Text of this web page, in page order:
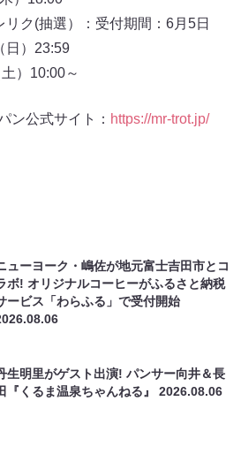
ク(抽選）：受付期間：6月5日
日）23:59
）10:00～
ン公式サイト： https://mr-trot.jp/
ューヨーク・嶋佐が地元富士吉田市とコ
ボ! オリジナルコーヒーがふるさと納税
ービス「わらふる」で受付開始
生明里がゲスト出演! パンサー向井＆長
『くるま温泉ちゃんねる』2026.08.06